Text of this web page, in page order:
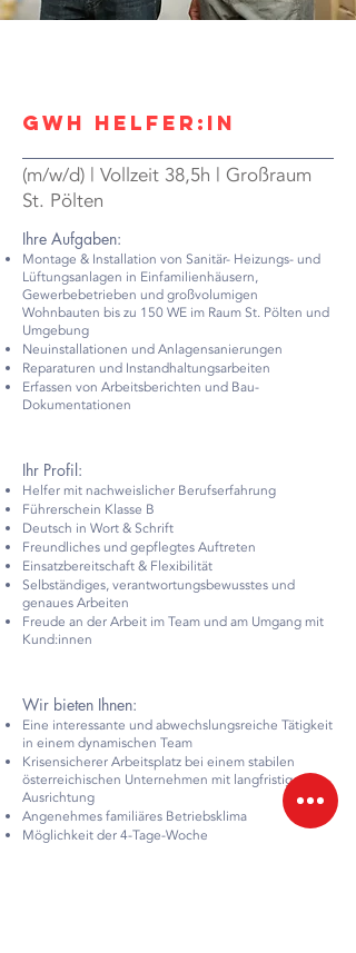
GWH Helfer:in
(m/w/d) | Vollzeit 38,5h | Großraum
St. Pölten
Ihre Aufgaben:
Montage & Installation von Sanitär- Heizungs- und
Lüftungsanlagen in Einfamilienhäusern,
Gewerbebetrieben und großvolumigen
Wohnbauten bis zu 150 WE im Raum St. Pölten und
Umgebung
Neuinstallationen und Anlagensanierungen
Reparaturen und Instandhaltungsarbeiten
Erfassen von Arbeitsberichten und Bau-
Dokumentationen
Ihr Profil:
Helfer mit nachweislicher Berufserfahrung
Führerschein Klasse B
Deutsch in Wort & Schrift
Freundliches und gepflegtes Auftreten
Einsatzbereitschaft & Flexibilität
Selbständiges, verantwortungsbewusstes und
genaues Arbeiten
Freude an der Arbeit im Team und am Umgang mit
Kund:innen
Wir bieten Ihnen:
Eine interessante und abwechslungsreiche Tätigkeit
in einem dynamischen Team
Krisensicherer Arbeitsplatz bei einem stabilen
österreichischen Unternehmen mit langfristiger
Ausrichtung
Angenehmes familiäres Betriebsklima
Möglichkeit der 4-Tage-Woche